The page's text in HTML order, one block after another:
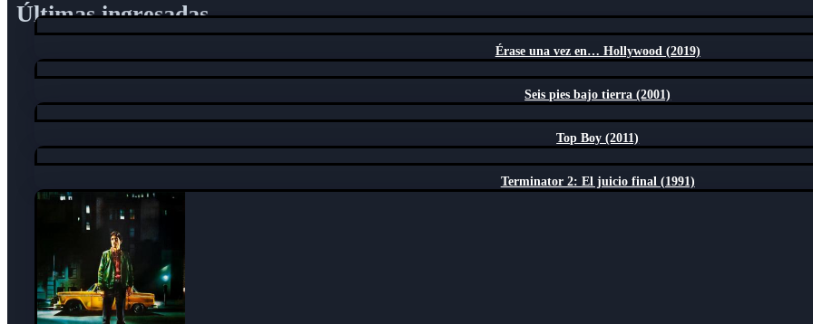
Últimas ingresadas
Érase una vez en… Hollywood (2019)
Seis pies bajo tierra (2001)
Top Boy (2011)
Terminator 2: El juicio final (1991)